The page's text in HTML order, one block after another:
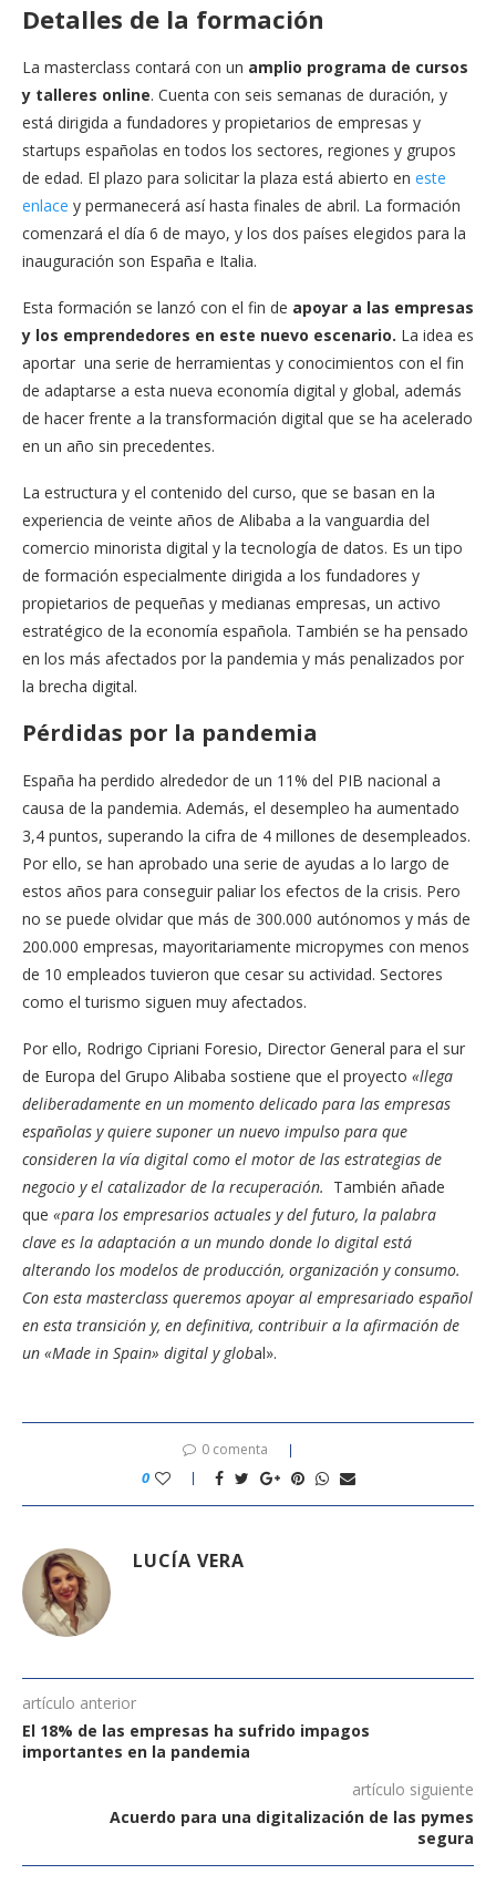
Detalles de la formación
La masterclass contará con un amplio programa de cursos
y talleres online. Cuenta con seis semanas de duración, y
está dirigida a fundadores y propietarios de empresas y
startups españolas en todos los sectores, regiones y grupos
de edad. El plazo para solicitar la plaza está abierto en este
enlace y permanecerá así hasta finales de abril. La formación
comenzará el día 6 de mayo, y los dos países elegidos para la
inauguración son España e Italia.
Esta formación se lanzó con el fin de apoyar a las empresas
y los emprendedores en este nuevo escenario. La idea es
aportar una serie de herramientas y conocimientos con el fin
de adaptarse a esta nueva economía digital y global, además
de hacer frente a la transformación digital que se ha acelerado
en un año sin precedentes.
La estructura y el contenido del curso, que se basan en la
experiencia de veinte años de Alibaba a la vanguardia del
comercio minorista digital y la tecnología de datos. Es un tipo
de formación especialmente dirigida a los fundadores y
propietarios de pequeñas y medianas empresas, un activo
estratégico de la economía española. También se ha pensado
en los más afectados por la pandemia y más penalizados por
la brecha digital.
Pérdidas por la pandemia
España ha perdido alrededor de un 11% del PIB nacional a
causa de la pandemia. Además, el desempleo ha aumentado
3,4 puntos, superando la cifra de 4 millones de desempleados.
Por ello, se han aprobado una serie de ayudas a lo largo de
estos años para conseguir paliar los efectos de la crisis. Pero
no se puede olvidar que más de 300.000 autónomos y más de
200.000 empresas, mayoritariamente micropymes con menos
de 10 empleados tuvieron que cesar su actividad. Sectores
como el turismo siguen muy afectados.
Por ello, Rodrigo Cipriani Foresio, Director General para el sur
de Europa del Grupo Alibaba sostiene que el proyecto «llega
deliberadamente en un momento delicado para las empresas
españolas y quiere suponer un nuevo impulso para que
consideren la vía digital como el motor de las estrategias de
negocio y el catalizador de la recuperación. También añade
que «para los empresarios actuales y del futuro, la palabra
clave es la adaptación a un mundo donde lo digital está
alterando los modelos de producción, organización y consumo.
Con esta masterclass queremos apoyar al empresariado español
en esta transición y, en definitiva, contribuir a la afirmación de
un «Made in Spain» digital y global».
0 comenta
0
LUCÍA VERA
artículo anterior
El 18% de las empresas ha sufrido impagos
importantes en la pandemia
artículo siguiente
Acuerdo para una digitalización de las pymes
segura